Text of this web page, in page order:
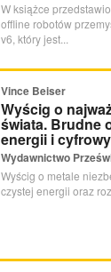
W książce
offline robotów
v6, który jest...
Vince Beiser
Wyścig o
świata. Brudne
energii i
Wydawnictwo
Wyścig o metale
czystej energii oraz